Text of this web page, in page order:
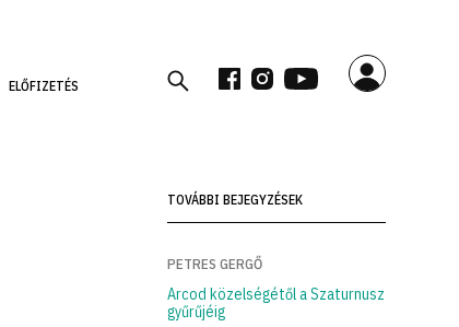
ELŐFIZETÉS
TOVÁBBI BEJEGYZÉSEK
PETRES GERGŐ
Arcod közelségétől a Szaturnusz
gyűrűjéig